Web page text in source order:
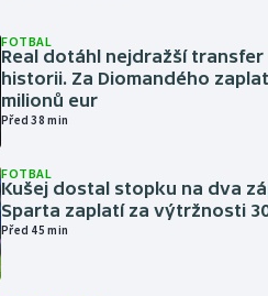
FOTBAL
Real dotáhl nejdražší transfer
historii. Za Diomandého
milionů eur
Před 38 min
FOTBAL
Kušej dostal stopku na dva
Sparta zaplatí za výtržnosti
Před 45 min